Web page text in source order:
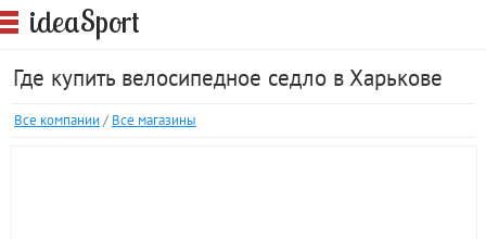
ideaSport
Где купить велосипедное седло в Харькове
Все компании / Все магазины